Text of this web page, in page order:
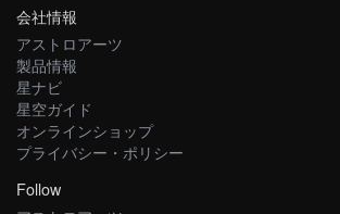
会社情報
アストロアーツ
製品情報
星ナビ
星空ガイド
オンラインショップ
プライバシー・ポリシー
Follow